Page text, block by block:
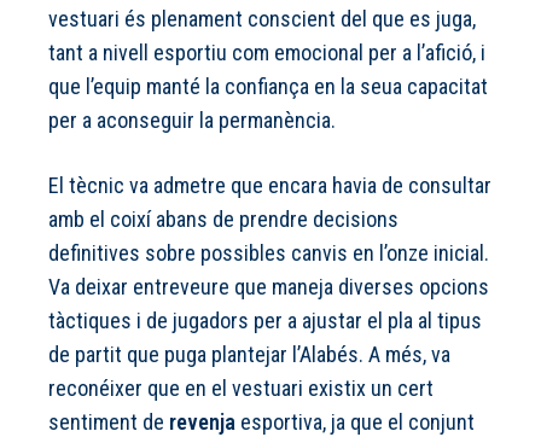
vestuari és plenament conscient del que es juga,
tant a nivell esportiu com emocional per a l’afició, i
que l’equip manté la confiança en la seua capacitat
per a aconseguir la permanència.
El tècnic va admetre que encara havia de consultar
amb el coixí abans de prendre decisions
definitives sobre possibles canvis en l’onze inicial.
Va deixar entreveure que maneja diverses opcions
tàctiques i de jugadors per a ajustar el pla al tipus
de partit que puga plantejar l’Alabés. A més, va
reconéixer que en el vestuari existix un cert
sentiment de revenja esportiva, ja que el conjunt